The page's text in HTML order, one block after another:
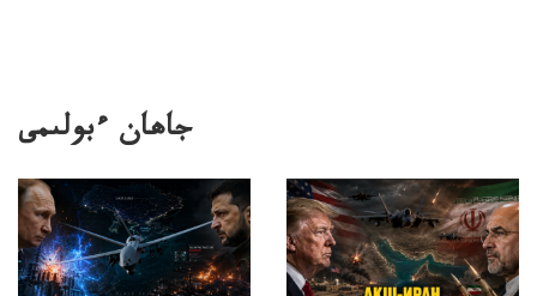
جاھان ءبولىمى